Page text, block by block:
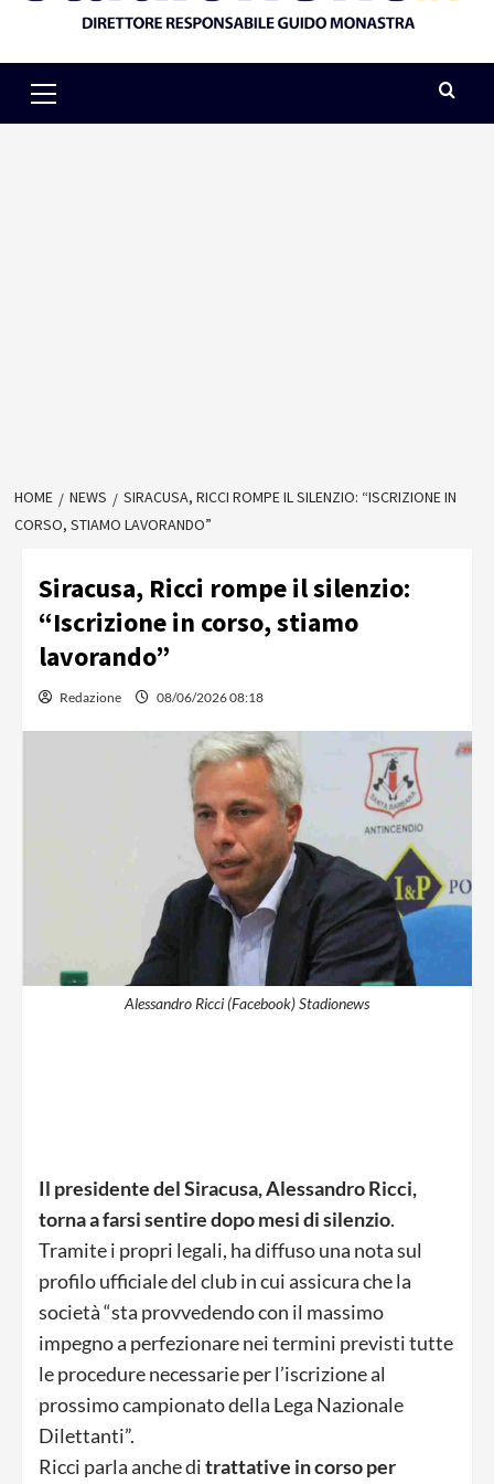
Menu
HOME NEWS
SIRACUSA, RICCI ROMPE IL SILENZIO: “ISCRIZIONE IN
CORSO, STIAMO LAVORANDO”
Siracusa, Ricci rompe il silenzio:
“Iscrizione in corso, stiamo
lavorando”
Redazione 08/06/2026 08:18
Alessandro Ricci (Facebook) Stadionews
Il presidente del Siracusa, Alessandro Ricci,
torna a farsi sentire dopo mesi di silenzio.
Tramite i propri legali, ha diffuso una nota sul
profilo ufficiale del club in cui assicura che la
società “sta provvedendo con il massimo
impegno a perfezionare nei termini previsti tutte
le procedure necessarie per l’iscrizione al
prossimo campionato della Lega Nazionale
Dilettanti”.
Ricci parla anche ditrattative in corso per